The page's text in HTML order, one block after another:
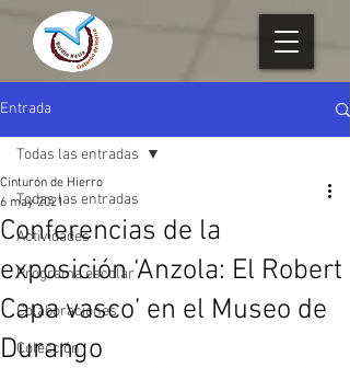
Entrada
Todas las entradas
Actividades
Programa escolar
Colaboraciones
Colección
Todas las entradas
Conferencias de la
exposición ‘Anzola: El Robert
Capa vasco’ en el Museo de
Durango
Cinturón de Hierro
6 may 2021